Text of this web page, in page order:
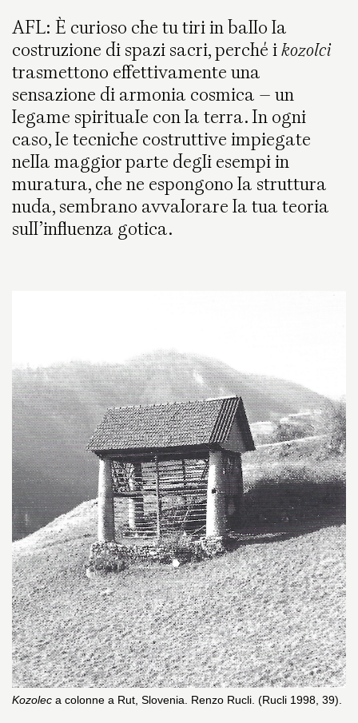
AFL: È curioso che tu tiri in ballo la
costruzione di spazi sacri, perché ikozolci
trasmettono effettivamente una
sensazione di armonia cosmica – un
legame spirituale con la terra. In ogni
caso, le tecniche costruttive impiegate
nella maggior parte degli esempi in
muratura, che ne espongono la struttura
nuda, sembrano avvalorare la tua teoria
sull’influenza gotica.
Kozolec a colonne a Rut, Slovenia. Renzo Rucli. (Rucli 1998, 39).